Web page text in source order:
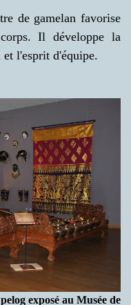
de gamelan favorise
Il développe la
l'esprit d'équipe.
exposé au Musée de